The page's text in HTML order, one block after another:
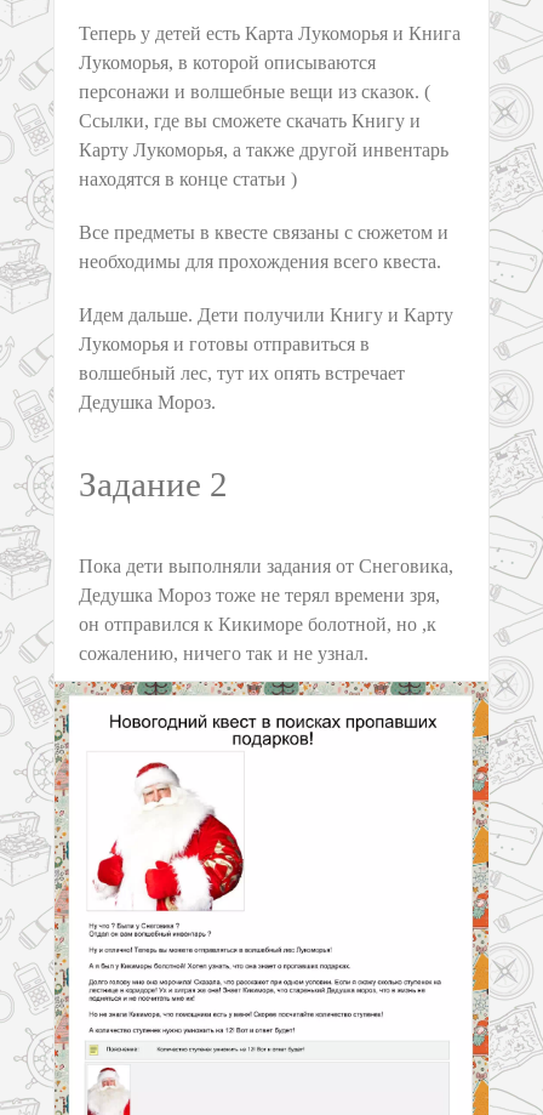
Теперь у детей есть Карта Лукоморья и Книга
Лукоморья, в которой описываются
персонажи и волшебные вещи из сказок. (
Ссылки, где вы сможете скачать Книгу и
Карту Лукоморья, а также другой инвентарь
находятся в конце статьи )
Все предметы в квесте связаны с сюжетом и
необходимы для прохождения всего квеста.
Идем дальше. Дети получили Книгу и Карту
Лукоморья и готовы отправиться в
волшебный лес, тут их опять встречает
Дедушка Мороз.
Задание 2
Пока дети выполняли задания от Снеговика,
Дедушка Мороз тоже не терял времени зря,
он отправился к Кикиморе болотной, но ,к
сожалению, ничего так и не узнал.